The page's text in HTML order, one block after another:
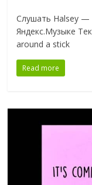
Слушать Halsey —
Яндекс.Музыке
around a stick
Read more